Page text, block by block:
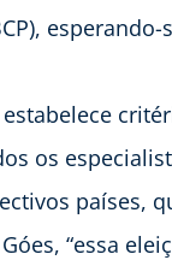
esperando-
os
países,
“essa